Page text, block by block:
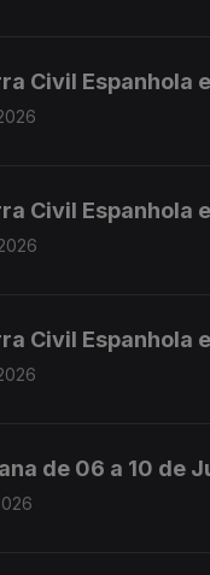
Civil Espanhola
Civil Espanhola
Civil Espanhola
de 06 a 10 de